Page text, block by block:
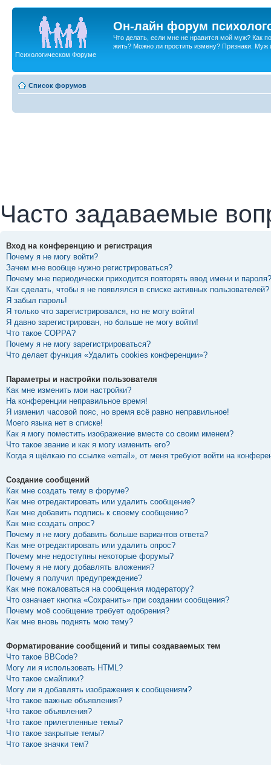
Он-лайн форум
Что делать, если мне не нравится мой муж? Как
жить? Можно ли простить измену? Признаки. Муж
Психологическом Форуме
Список форумов
Часто задаваемые
Вход на конференцию и регистрация
Почему я не могу войти?
Зачем мне вообще нужно регистрироваться?
Почему мне периодически приходится повторять ввод имени и пароля?
Как сделать, чтобы я не появлялся в списке активных пользователей?
Я забыл пароль!
Я только что зарегистрировался, но не могу войти!
Я давно зарегистрирован, но больше не могу войти!
Что такое COPPA?
Почему я не могу зарегистрироваться?
Что делает функция «Удалить cookies конференции»?
Параметры и настройки пользователя
Как мне изменить мои настройки?
На конференции неправильное время!
Я изменил часовой пояс, но время всё равно неправильное!
Моего языка нет в списке!
Как я могу поместить изображение вместе со своим именем?
Что такое звание и как я могу изменить его?
Когда я щёлкаю по ссылке «email», от меня требуют войти на
Создание сообщений
Как мне создать тему в форуме?
Как мне отредактировать или удалить сообщение?
Как мне добавить подпись к своему сообщению?
Как мне создать опрос?
Почему я не могу добавить больше вариантов ответа?
Как мне отредактировать или удалить опрос?
Почему мне недоступны некоторые форумы?
Почему я не могу добавлять вложения?
Почему я получил предупреждение?
Как мне пожаловаться на сообщения модератору?
Что означает кнопка «Сохранить» при создании сообщения?
Почему моё сообщение требует одобрения?
Как мне вновь поднять мою тему?
Форматирование сообщений и типы создаваемых тем
Что такое BBCode?
Могу ли я использовать HTML?
Что такое смайлики?
Могу ли я добавлять изображения к сообщениям?
Что такое важные объявления?
Что такое объявления?
Что такое прилепленные темы?
Что такое закрытые темы?
Что такое значки тем?